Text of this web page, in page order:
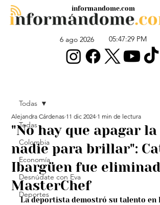
6 ago 2026 05:47:29 PM
informandome.com
Todas
Colombia
Economía
Desnúdate con Eva
Deportes
Todas
"No hay que apagar
nadie para brillar":
Ibargüen fue
MasterChef
Alejandra Cárdenas 11 dic 2024 1 min de lectura
La deportista demostró su talento en